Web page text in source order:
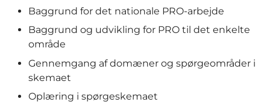
Baggrund for det nationale PRO-arbejde
Baggrund og udvikling for PRO til det enkelte
område
Gennemgang af domæner og spørgeområder i
skemaet
Oplæring i spørgeskemaet